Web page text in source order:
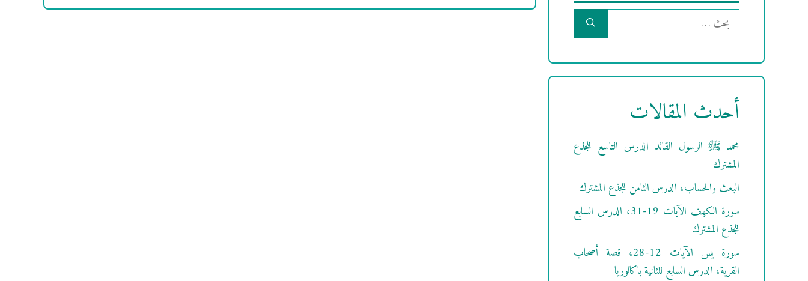
البحث
عن:
أحدث المقالات
محمد ﷺ الرسول القائد الدرس التاسع للجذع
المشترك
البعث والحساب، الدرس الثامن للجذع المشترك
سورة الكهف الآيات 19-31، الدرس السابع
للجذع المشترك
سورة يس الآيات 12-28، قصة أصحاب
القرية، الدرس السابع للثانية باكالوريا